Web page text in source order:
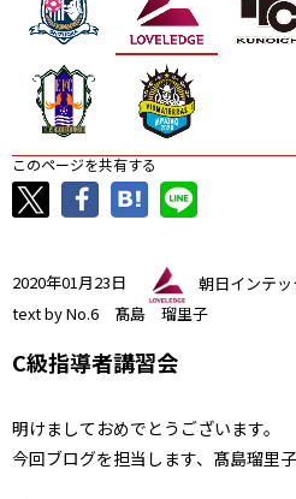
このページを共有する
2020年01月23日
朝日インテ
text by No.6 髙島 瑠里子
C級指導者講習会
明けましておめでとうございます。
今回ブログを担当します、髙島瑠里子